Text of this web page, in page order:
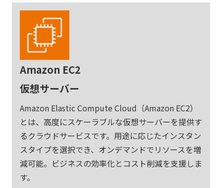
Amazon EC2
仮想サーバー
Amazon Elastic Compute Cloud（Amazon EC2）
とは、高度にスケーラブルな仮想サーバーを提供す
るクラウドサービスです。用途に応じたインスタン
スタイプを選択でき、オンデマンドでリソースを増
減可能。ビジネスの効率化とコスト削減を支援しま
す。